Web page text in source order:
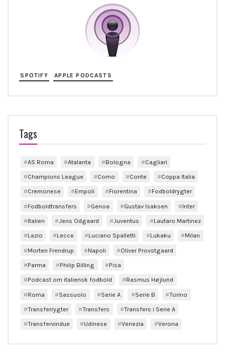
SPOTIFY APPLE PODCASTS
Tags
AS Roma Atalanta Bologna
Cagliari
Champions League
Como Conte
Coppa Italia
Cremonese
Empoli Fiorentina
Fodboldrygter
Fodboldtransfers
Genoa Gustav Isaksen
Inter
Italien
Jens Odgaard Juventus
Lautaro Martinez
Lazio
Lecce Luciano Spalletti Lukaku
Milan
Morten Frendrup
Napoli
Oliver Provstgaard
Parma
Philip Billing
Pisa
Podcast om italiensk fodbold
Rasmus Højlund
Roma
Sassuolo Serie A Serie B
Torino
Transferrygter
Transfers
Transfers i Serie A
Transfervindue
Udinese Venezia Verona